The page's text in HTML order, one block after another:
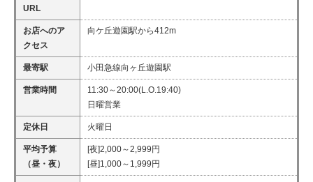
URL
お店へのア
クセス
向ケ丘遊園駅から412m
最寄駅 小田急線向ヶ丘遊園駅
営業時間
11:30～20:00(L.O.19:40)
日曜営業
定休日 火曜日
平均予算
（昼・夜）
[夜]2,000～2,999円
[昼]1,000～1,999円